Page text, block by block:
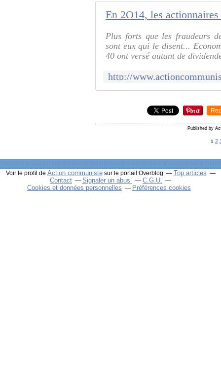
Plus forts que les fraudeurs
sont eux qui le disent...
40 ont versé autant de
Published by
1 2
Voir le profil de Action communistesur le portail Overblog
Top articles
Contact
Signaler un abus
C.G.U.
Cookies et données personnelles
Préférences cookies